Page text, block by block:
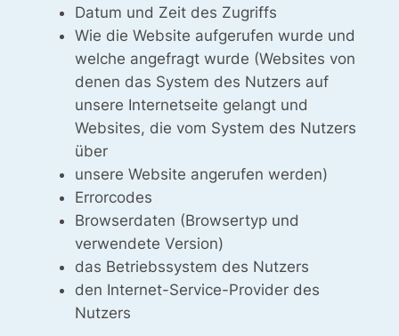
Datum und Zeit des Zugriffs
Wie die Website aufgerufen wurde und
welche angefragt wurde (Websites von
denen das System des Nutzers auf
unsere Internetseite gelangt und
Websites, die vom System des Nutzers
über
unsere Website angerufen werden)
Errorcodes
Browserdaten (Browsertyp und
verwendete Version)
das Betriebssystem des Nutzers
den Internet-Service-Provider des
Nutzers